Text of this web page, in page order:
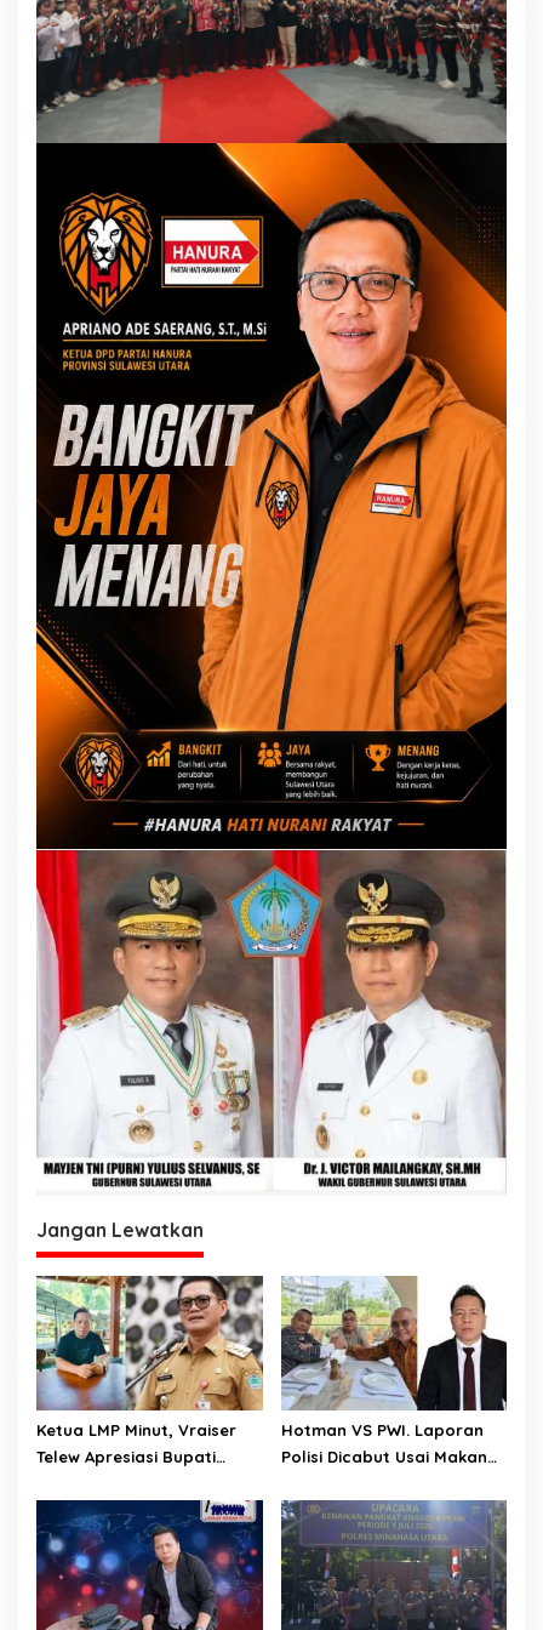
Jangan Lewatkan
Ketua LMP Minut, Vraiser
Telew Apresiasi Bupati
Inflasi Ditengah Gejolak
Ekonomi
Hotman VS PWI. Laporan
Polisi Dicabut Usai Makan
Media MatarakyatNews,
Vraiser Telew: Tindakan PWI
Blunder, Jadi Ancaman
Terhadap Marwah Pers